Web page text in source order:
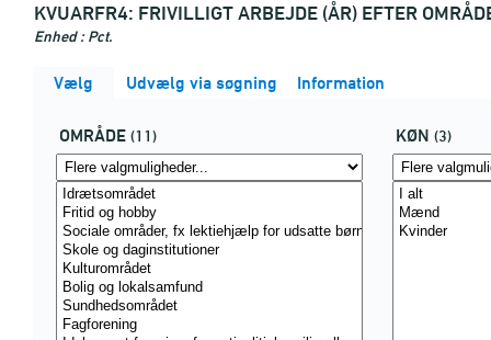
KVUARFR4: FRIVILLIGT ARBEJDE (ÅR) EFTER
Enhed : Pct.
Vælg Udvælg via søgning Information
OMRÅDE (11) KØN (3)